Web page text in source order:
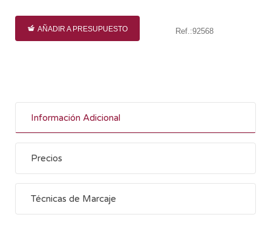
AÑADIR A PRESUPUESTO Ref.:92568
Información Adicional
Precios
Técnicas de Marcaje